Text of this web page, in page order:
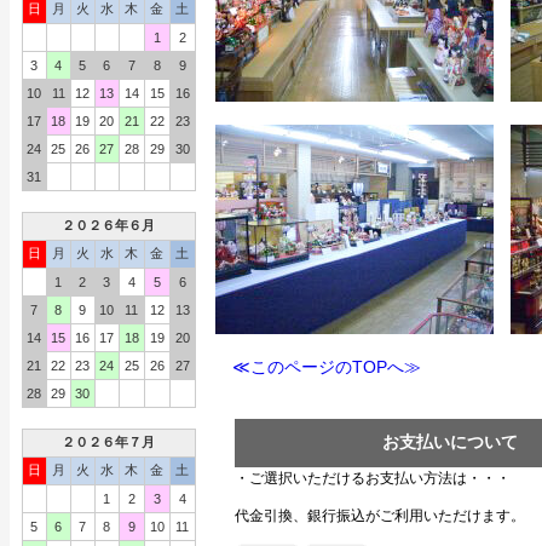
日
月 火 水 木 金
土
1
2
3
4 5 6 7 8
9
10
11 12 13 14 15
16
17
18 19 20 21 22
23
24
25 26 27 28 29
30
31
２０２６年６月
日
月 火 水 木 金
土
1
2 3 4 5
6
7
8 9 10 11 12
13
14
15 16 17 18 19
20
21
22 23 24 25 26
27
28
29 30
２０２６年７月
日
月 火 水 木 金
土
1
2 3
4
5
6 7 8 9 10 11
≪このページのTOPへ≫
お支払いについて
・ご選択いただけるお支払い方法は・・・
代金引換、銀行振込がご利用いただけます。